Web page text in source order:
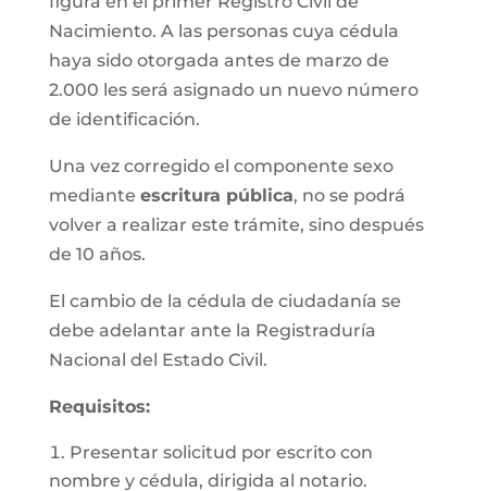
Nacimiento. A las personas cuya cédula
haya sido otorgada antes de marzo de
2.000 les será asignado un nuevo número
de identificación.
Una vez corregido el componente sexo
mediante escritura pública, no se podrá
volver a realizar este trámite, sino después
de 10 años.
El cambio de la cédula de ciudadanía se
debe adelantar ante la Registraduría
Nacional del Estado Civil.
Requisitos:
Presentar solicitud por escrito con
nombre y cédula, dirigida al notario.